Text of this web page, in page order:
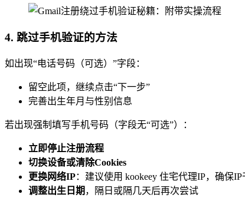
4. 跳过手机验证的方法
如出现“电话号码（可选）”字段：
留空此项，继续点击“下一步”
完善出生年月与性别信息
若出现强制填写手机号码（字段无“可选”）：
立即停止注册流程
切换设备或清除Cookies
更换网络IP：建议使用 kookeey 住宅代理IP，确保
调整出生日期 ，隔日或隔几天后再次尝试